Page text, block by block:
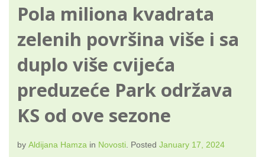
Pola miliona kvadrata
zelenih površina više i sa
duplo više cvijeća
preduzeće Park održava
KS od ove sezone
by Aldijana Hamza in Novosti Posted January 17, 2024